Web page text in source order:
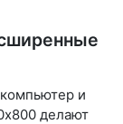
и
делают